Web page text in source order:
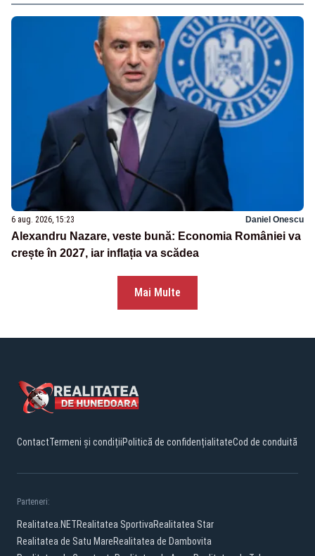
6 aug. 2026, 15:23 Daniel Onescu
Alexandru Nazare, veste bună: Economia României va
crește în 2027, iar inflația va scădea
Mai Multe
ContactTermeni și condițiiPolitică de confidențialitateCod de conduită
Parteneri:
Realitatea.NETRealitatea SportivaRealitatea Star
Realitatea de Satu MareRealitatea de Dambovita